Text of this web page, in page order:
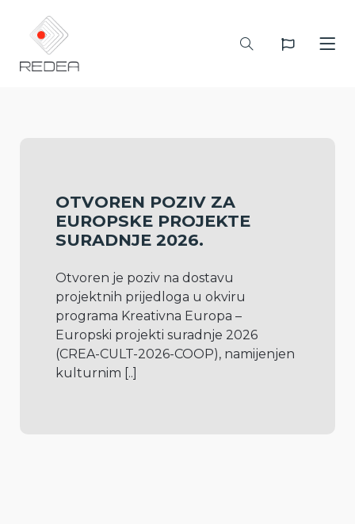
OTVOREN POZIV ZA
EUROPSKE PROJEKTE
SURADNJE 2026.
Otvoren je poziv na dostavu
projektnih prijedloga u okviru
programa Kreativna Europa –
Europski projekti suradnje 2026
(CREA-CULT-2026-COOP), namijenjen
kulturnim [..]